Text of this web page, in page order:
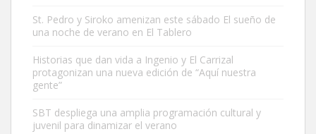
Busco adopción responsable para mi perra. Pastor alemán,
hembra, 4 años. Por motivos personales ...
Leales.org » Gran Canaria
St. Pedro y Siroko amenizan este sábado El sueño de
una noche de verano en El Tablero
Historias que dan vida a Ingenio y El Carrizal
protagonizan una nueva edición de “Aquí nuestra
gente”
SBT despliega una amplia programación cultural y
juvenil para dinamizar el verano